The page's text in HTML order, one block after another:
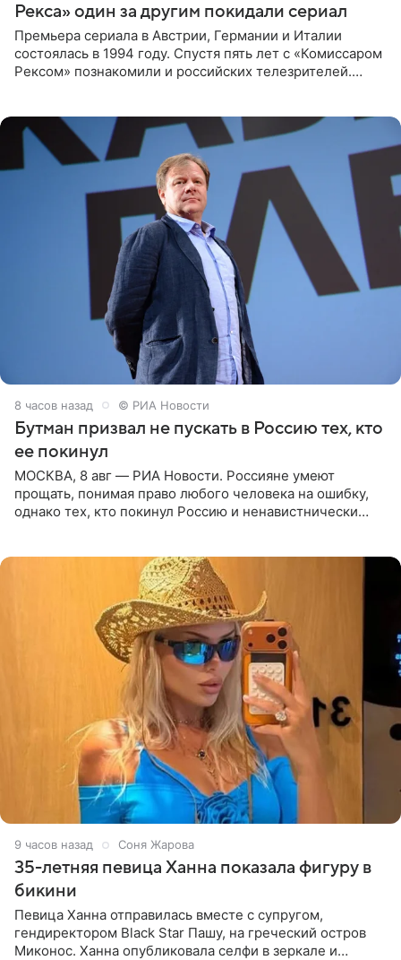
Рекса» один за другим покидали сериал
Премьера сериала в Австрии, Германии и Италии
состоялась в 1994 году. Спустя пять лет с «Комиссаром
Рексом» познакомили и российских телезрителей.
8 часов назад © РИА Новости
Бутман призвал не пускать в Россию тех, кто
ее покинул
МОСКВА, 8 авг — РИА Новости. Россияне умеют
прощать, понимая право любого человека на ошибку,
однако тех, кто покинул Россию и ненавистнически
9 часов назад Соня Жарова
35-летняя певица Ханна показала фигуру в
бикини
Певица Ханна отправилась вместе с супругом,
гендиректором Black Star Пашу, на греческий остров
Миконос. Ханна опубликовала селфи в зеркале и